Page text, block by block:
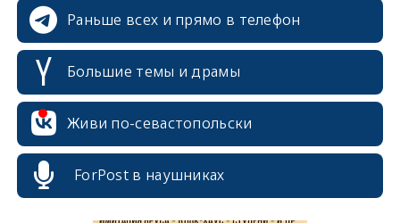
Раньше всех и прямо в телефон
Большие темы и драмы
Живи по-севастопольски
ForPost в наушниках
erid: 2SDnjcrDNw6